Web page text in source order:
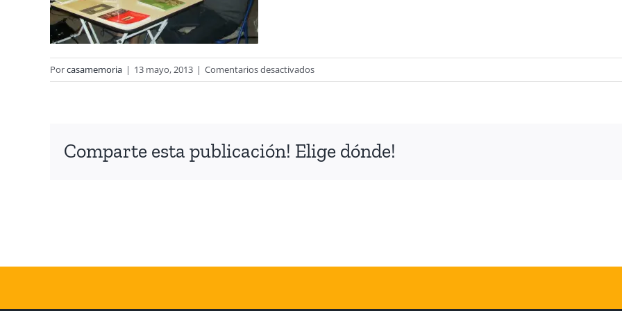
Porcasamemoria | 13 mayo, 2013 | Comentarios desactivadosen
5
Comparte esta publicación! Elige dónde!